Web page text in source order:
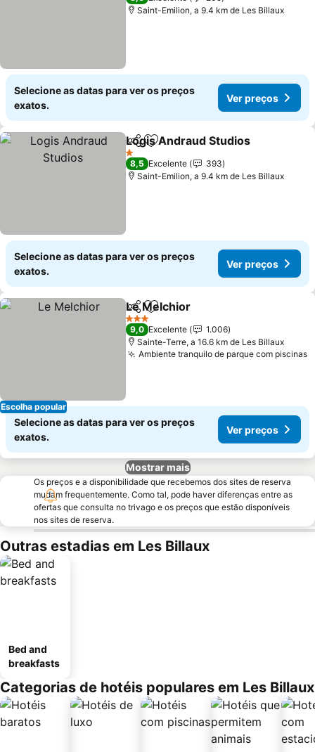
Saint-Emilion, a 9.4 km de Les Billaux
Selecione as datas para ver os preços
exatos.
Ver preços
PartilharAdicionar aos favoritos
Logis Andraud Studios
1 Estrelas
8,5 Excelente
393
Saint-Emilion, a 9.4 km de Les Billaux
Selecione as datas para ver os preços
exatos.
Ver preços
Escolha popular
PartilharAdicionar aos favoritos
Le Melchior
3 Estrelas
9,0 Excelente
1.006
Sainte-Terre, a 16.6 km de Les Billaux
Ambiente tranquilo de parque com piscinas
Selecione as datas para ver os preços
exatos.
Ver preços
Mostrar mais
Os preços e a disponibilidade que recebemos dos sites de reserva
mudam frequentemente. Como tal, pode haver diferenças entre as
ofertas que consulta no trivago e os preços que estão disponíveis
nos sites de reserva.
Outras estadias em Les Billaux
Bed and
breakfasts
Categorias de hotéis populares em Les Billaux